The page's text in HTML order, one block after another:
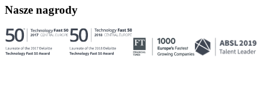
Nasze nagrody